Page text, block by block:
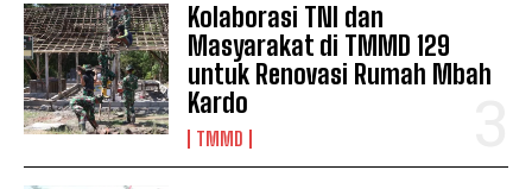
Kolaborasi TNI dan
Masyarakat di TMMD 129
untuk Renovasi Rumah Mbah
Kardo
TMMD